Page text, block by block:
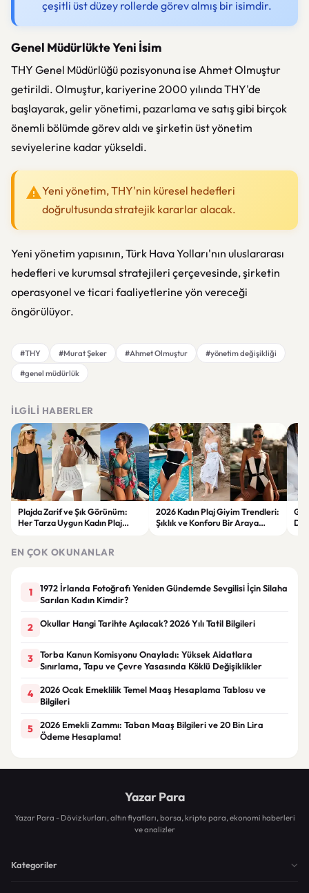
çeşitli üst düzey rollerde görev almış bir isimdir.
Genel Müdürlükte Yeni İsim
THY Genel Müdürlüğü pozisyonuna ise Ahmet Olmuştur
getirildi. Olmuştur, kariyerine 2000 yılında THY'de
başlayarak, gelir yönetimi, pazarlama ve satış gibi birçok
önemli bölümde görev aldı ve şirketin üst yönetim
seviyelerine kadar yükseldi.
Yeni yönetim, THY'nin küresel hedefleri
doğrultusunda stratejik kararlar alacak.
Yeni yönetim yapısının, Türk Hava Yolları'nın uluslararası
hedefleri ve kurumsal stratejileri çerçevesinde, şirketin
operasyonel ve ticari faaliyetlerine yön vereceği
öngörülüyor.
#THY #Murat Şeker #Ahmet Olmuştur
#yönetim değişikliği
#genel müdürlük
İLGILI HABERLER
Plajda Zarif ve Şık Görünüm:
Her Tarza Uygun Kadın Plaj
2026 Kadın Plaj Giyim Trendleri:
Şıklık ve Konforu Bir Araya
EN ÇOK OKUNANLAR
1
1972 İrlanda Fotoğrafı Yeniden Gündemde Sevgilisi İçin Silaha
Sarılan Kadın Kimdir?
2 Okullar Hangi Tarihte Açılacak? 2026 Yılı Tatil Bilgileri
3
Torba Kanun Komisyonu Onayladı: Yüksek Aidatlara
Sınırlama, Tapu ve Çevre Yasasında Köklü Değişiklikler
4
2026 Ocak Emeklilik Temel Maaş Hesaplama Tablosu ve
Bilgileri
5
2026 Emekli Zammı: Taban Maaş Bilgileri ve 20 Bin Lira
Ödeme Hesaplama!
Yazar Para
Yazar Para - Döviz kurları, altın fiyatları, borsa, kripto para, ekonomi haberleri
ve analizler
Kategoriler